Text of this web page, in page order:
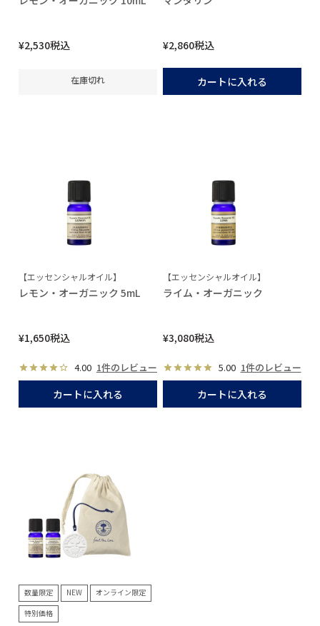
¥2,530税込
在庫切れ
¥2,860税込
カートに入れる
【エッセンシャルオイル】
レモン・オーガニック 5mL
¥1,650税込
4.00 1件のレビュー
カートに入れる
【エッセンシャルオイル】
ライム・オーガニック
¥3,080税込
5.00 1件のレビュー
カートに入れる
数量限定 NEW
オンライン限定
特別価格